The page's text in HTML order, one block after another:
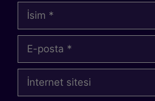
İsim
posta
İnternet
sitesi